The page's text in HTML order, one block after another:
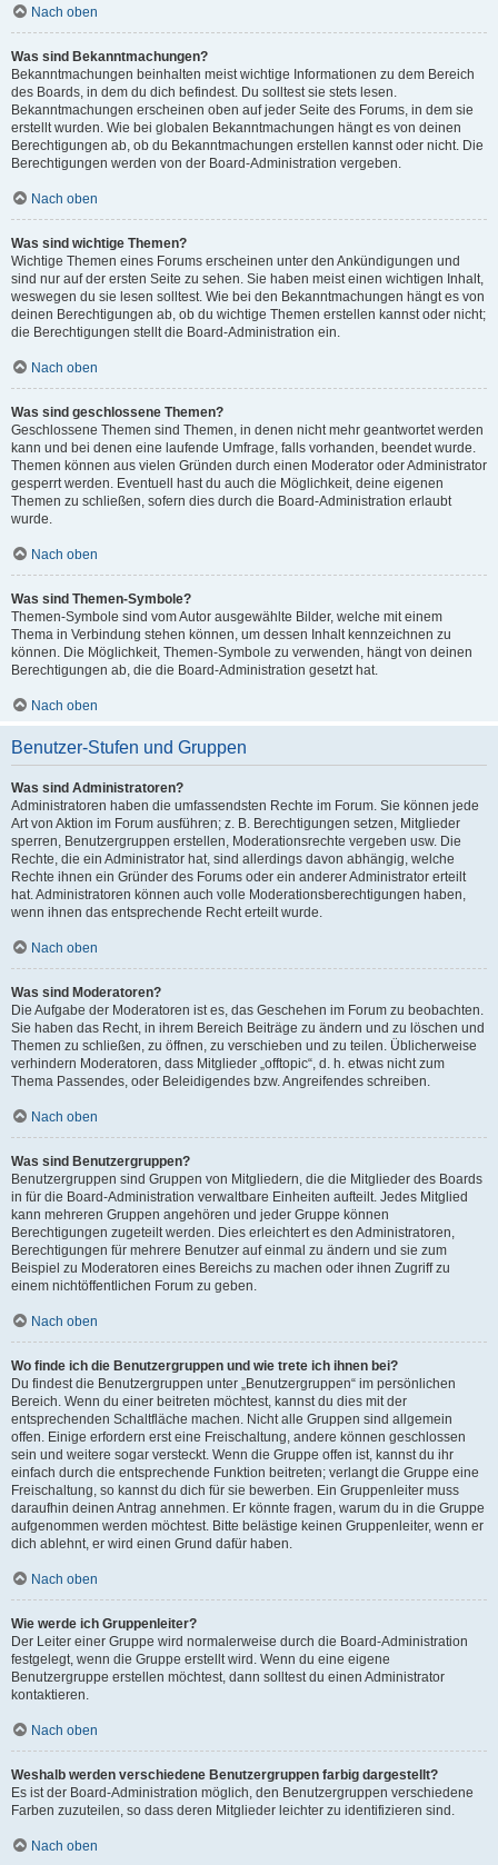
Nach oben
Was sind Bekanntmachungen?
Bekanntmachungen beinhalten meist wichtige Informationen zu dem Bereich
des Boards, in dem du dich befindest. Du solltest sie stets lesen.
Bekanntmachungen erscheinen oben auf jeder Seite des Forums, in dem sie
erstellt wurden. Wie bei globalen Bekanntmachungen hängt es von deinen
Berechtigungen ab, ob du Bekanntmachungen erstellen kannst oder nicht. Die
Berechtigungen werden von der Board-Administration vergeben.
Nach oben
Was sind wichtige Themen?
Wichtige Themen eines Forums erscheinen unter den Ankündigungen und
sind nur auf der ersten Seite zu sehen. Sie haben meist einen wichtigen Inhalt,
weswegen du sie lesen solltest. Wie bei den Bekanntmachungen hängt es von
deinen Berechtigungen ab, ob du wichtige Themen erstellen kannst oder nicht;
die Berechtigungen stellt die Board-Administration ein.
Nach oben
Was sind geschlossene Themen?
Geschlossene Themen sind Themen, in denen nicht mehr geantwortet werden
kann und bei denen eine laufende Umfrage, falls vorhanden, beendet wurde.
Themen können aus vielen Gründen durch einen Moderator oder Administrator
gesperrt werden. Eventuell hast du auch die Möglichkeit, deine eigenen
Themen zu schließen, sofern dies durch die Board-Administration erlaubt
wurde.
Nach oben
Was sind Themen-Symbole?
Themen-Symbole sind vom Autor ausgewählte Bilder, welche mit einem
Thema in Verbindung stehen können, um dessen Inhalt kennzeichnen zu
können. Die Möglichkeit, Themen-Symbole zu verwenden, hängt von deinen
Berechtigungen ab, die die Board-Administration gesetzt hat.
Nach oben
Benutzer-Stufen und Gruppen
Was sind Administratoren?
Administratoren haben die umfassendsten Rechte im Forum. Sie können jede
Art von Aktion im Forum ausführen; z. B. Berechtigungen setzen, Mitglieder
sperren, Benutzergruppen erstellen, Moderationsrechte vergeben usw. Die
Rechte, die ein Administrator hat, sind allerdings davon abhängig, welche
Rechte ihnen ein Gründer des Forums oder ein anderer Administrator erteilt
hat. Administratoren können auch volle Moderationsberechtigungen haben,
wenn ihnen das entsprechende Recht erteilt wurde.
Nach oben
Was sind Moderatoren?
Die Aufgabe der Moderatoren ist es, das Geschehen im Forum zu beobachten.
Sie haben das Recht, in ihrem Bereich Beiträge zu ändern und zu löschen und
Themen zu schließen, zu öffnen, zu verschieben und zu teilen. Üblicherweise
verhindern Moderatoren, dass Mitglieder „offtopic“, d. h. etwas nicht zum
Thema Passendes, oder Beleidigendes bzw. Angreifendes schreiben.
Nach oben
Was sind Benutzergruppen?
Benutzergruppen sind Gruppen von Mitgliedern, die die Mitglieder des Boards
in für die Board-Administration verwaltbare Einheiten aufteilt. Jedes Mitglied
kann mehreren Gruppen angehören und jeder Gruppe können
Berechtigungen zugeteilt werden. Dies erleichtert es den Administratoren,
Berechtigungen für mehrere Benutzer auf einmal zu ändern und sie zum
Beispiel zu Moderatoren eines Bereichs zu machen oder ihnen Zugriff zu
einem nichtöffentlichen Forum zu geben.
Nach oben
Wo finde ich die Benutzergruppen und wie trete ich ihnen bei?
Du findest die Benutzergruppen unter „Benutzergruppen“ im persönlichen
Bereich. Wenn du einer beitreten möchtest, kannst du dies mit der
entsprechenden Schaltfläche machen. Nicht alle Gruppen sind allgemein
offen. Einige erfordern erst eine Freischaltung, andere können geschlossen
sein und weitere sogar versteckt. Wenn die Gruppe offen ist, kannst du ihr
einfach durch die entsprechende Funktion beitreten; verlangt die Gruppe eine
Freischaltung, so kannst du dich für sie bewerben. Ein Gruppenleiter muss
daraufhin deinen Antrag annehmen. Er könnte fragen, warum du in die Gruppe
aufgenommen werden möchtest. Bitte belästige keinen Gruppenleiter, wenn er
dich ablehnt, er wird einen Grund dafür haben.
Nach oben
Wie werde ich Gruppenleiter?
Der Leiter einer Gruppe wird normalerweise durch die Board-Administration
festgelegt, wenn die Gruppe erstellt wird. Wenn du eine eigene
Benutzergruppe erstellen möchtest, dann solltest du einen Administrator
kontaktieren.
Nach oben
Weshalb werden verschiedene Benutzergruppen farbig dargestellt?
Es ist der Board-Administration möglich, den Benutzergruppen verschiedene
Farben zuzuteilen, so dass deren Mitglieder leichter zu identifizieren sind.
Nach oben